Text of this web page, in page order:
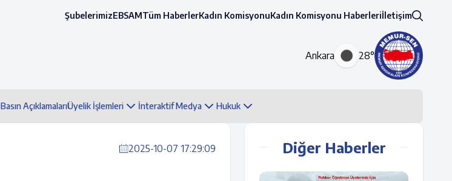
ŞubelerimizEBSAMTüm HaberlerKadın KomisyonuKadın Komisyonu Haberleriİletişim
Ankara 28°
Basın AçıklamalarıÜyelik İşlemleri İnteraktif Medya Hukuk
2025-10-07 17:29:09 Diğer Haberler